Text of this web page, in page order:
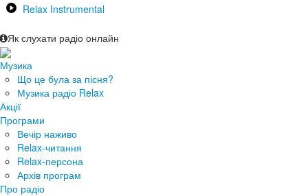
Relax Instrumental
Як слухати радіо онлайн
Музика
Що це була за пісня?
Музика радіо Relax
Акції
Програми
Вечір наживо
Relax-читання
Relax-персона
Архів програм
Про радіо